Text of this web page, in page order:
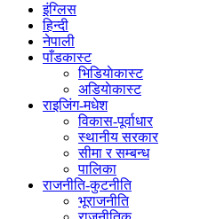
इंग्लिस
हिन्दी
नेपाली
पाँडकास्ट
भिडियाेकास्ट
अडियाेकास्ट
राइजिंग-मधेश
विकास-पूर्वाधार
स्थानीय सरकार
सीमा र सम्बन्ध
पालिका
राजनीति-कुटनीति
भूराजनीति